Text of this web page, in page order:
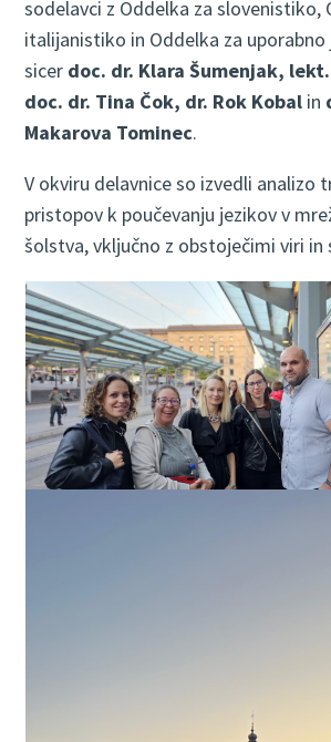
sodelavci z Oddelka za slovenistiko,
italijanistiko in Oddelka za uporabno
sicer doc. dr. Klara Šumenjak,
doc. dr. Tina Čok, dr. Rok Kobal in
Makarova Tominec.
V okviru delavnice so izvedli analizo
pristopov k poučevanju jezikov v
šolstva, vključno z obstoječimi viri